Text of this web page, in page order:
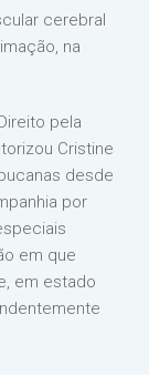
cerebral
na
pela
Cristine
desde
por
em que
em estado